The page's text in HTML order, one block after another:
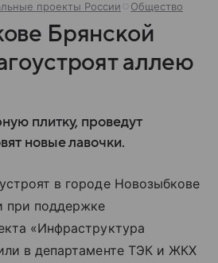
проекты России Общество
Брянской
аллею
плитку, проведут
новые лавочки.
в городе Новозыбкове
при поддержке
«Инфраструктура
в департаменте ТЭК и ЖКХ